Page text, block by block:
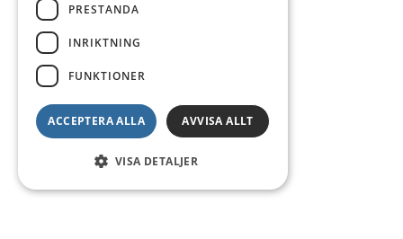
PRESTANDA
INRIKTNING
FUNKTIONER
ACCEPTERA ALLA AVVISA ALLT
VISA DETALJER